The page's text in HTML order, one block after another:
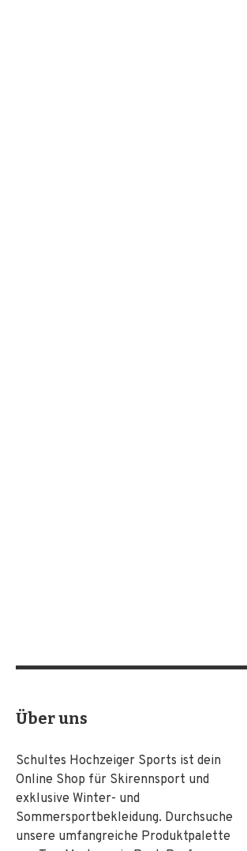
Über uns
Schultes Hochzeiger Sports ist dein
Online Shop für Skirennsport und
exklusive Winter- und
Sommersportbekleidung. Durchsuche
unsere umfangreiche Produktpalette